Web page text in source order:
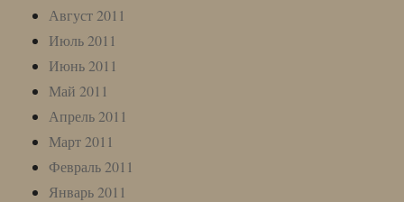
Август 2011
Июль 2011
Июнь 2011
Май 2011
Апрель 2011
Март 2011
Февраль 2011
Январь 2011